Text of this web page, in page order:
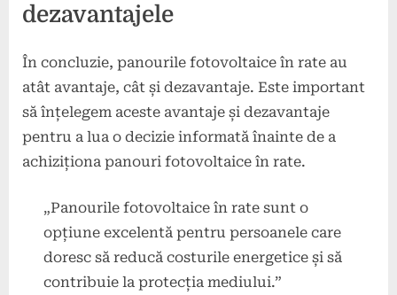
dezavantajele
În concluzie, panourile fotovoltaice în rate au
atât avantaje, cât și dezavantaje. Este important
să înțelegem aceste avantaje și dezavantaje
pentru a lua o decizie informată înainte de a
achiziționa panouri fotovoltaice în rate.
„Panourile fotovoltaice în rate sunt o
opțiune excelentă pentru persoanele care
doresc să reducă costurile energetice și să
contribuie la protecția mediului.”